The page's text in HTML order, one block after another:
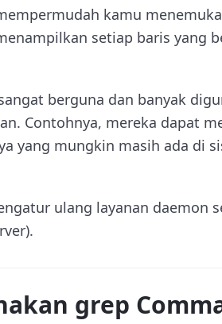
kamu
setiap baris yang
berguna dan banyak
Contohnya, mereka dapat
yang mungkin masih ada di
ulang layanan daemon
grep